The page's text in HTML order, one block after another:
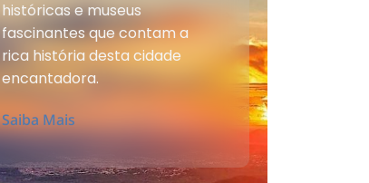
históricas e museus
fascinantes que contam a
rica história desta cidade
encantadora.
Saiba Mais